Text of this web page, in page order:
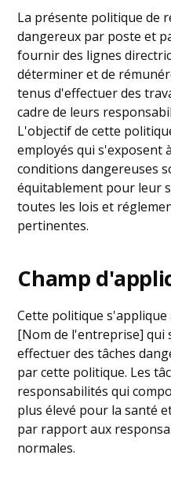
La présente politique de
dangereux par poste et
fournir des lignes
déterminer et de
tenus d'effectuer des
cadre de leurs
L'objectif de cette
employés qui s'exposent
conditions dangereuses
équitablement pour leur
toutes les lois et
pertinentes.
Champ
Cette politique s'applique
[Nom de l'entreprise] qui
effectuer des tâches
par cette politique. Les
responsabilités qui
plus élevé pour la santé
par rapport aux
normales.